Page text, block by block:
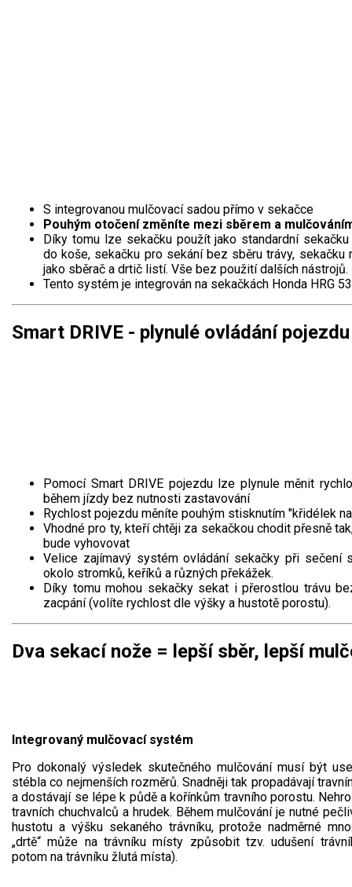
S integrovanou mulčovací sadou přímo v sekačce
Pouhým otočení změníte mezi sběrem a
Díky tomu lze sekačku použít jako standardní
do koše, sekačku pro sekání bez sběru trávy, sekačku
jako sběrač a drtič listí. Vše bez použití dalších nástrojů.
Tento systém je integrován na sekačkách Honda HRG
Smart DRIVE - plynulé ovládání pojezdu
Pomocí Smart DRIVE pojezdu lze plynule měnit
během jízdy bez nutnosti zastavování
Rychlost pojezdu měníte pouhým stisknutím "křidélek
Vhodné pro ty, kteří chtěji za sekačkou chodit přesně
bude vyhovovat
Velice zajímavý systém ovládání sekačky při sečení
okolo stromků, keříků a různých překážek.
Díky tomu mohou sekačky sekat i přerostlou trávu
zacpání (volíte rychlost dle výšky a hustotě porostu).
Dva sekací nože = lepší sběr, lepší
Integrovaný mulčovací systém
Pro dokonalý výsledek skutečného mulčování musí být
stébla co nejmenších rozměrů. Snadněji tak propadávají
a dostávají se lépe k půdě a kořínkům travního porostu.
travních chuchvalců a hrudek. Během mulčování je nutné
hustotu a výšku sekaného trávníku, protože nadměrné
„drtě“ může na trávníku místy způsobit tzv. udušení
potom na trávníku žlutá místa).